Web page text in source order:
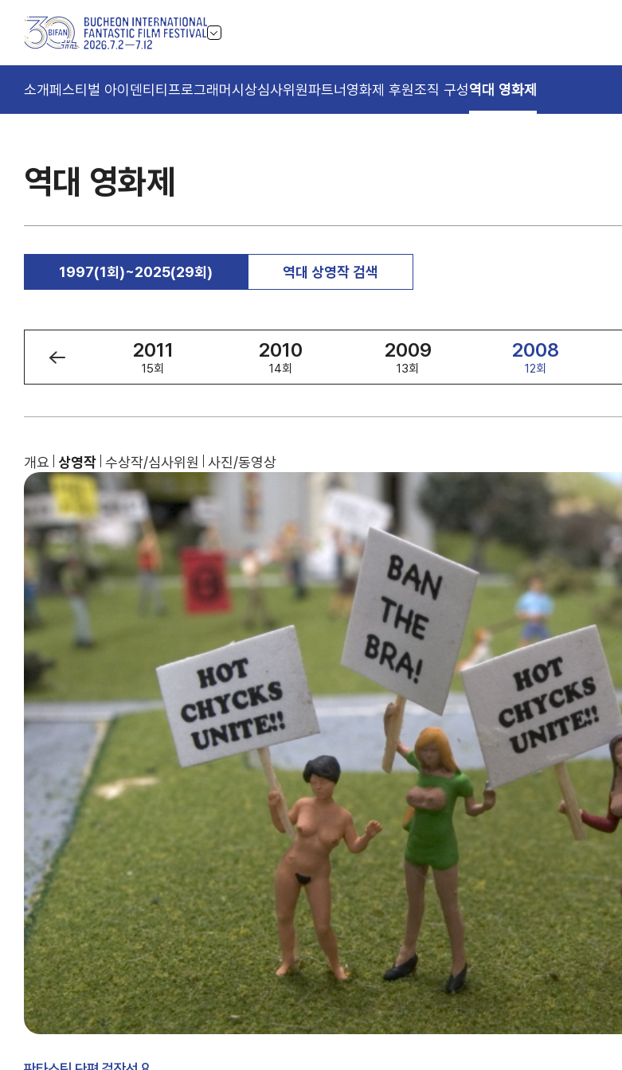
소개페스티벌 아이덴티티 프로그래머시상심사위원파트너영화제 후원조직 구성역대 영화제
역대 영화제
1997(1회)~2025(29회) 역대 상영작 검색
2011
15회
2010
14회
2009
13회
2008
12회
개요 상영작 수상작/심사위원 사진/동영상